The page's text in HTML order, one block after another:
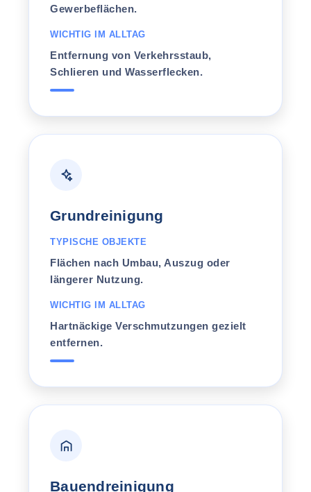
Gewerbeflächen.
WICHTIG IM ALLTAG
Entfernung von Verkehrsstaub,
Schlieren und Wasserflecken.
Grundreinigung
TYPISCHE OBJEKTE
Flächen nach Umbau, Auszug oder
längerer Nutzung.
WICHTIG IM ALLTAG
Hartnäckige Verschmutzungen gezielt
entfernen.
Bauendreinigung